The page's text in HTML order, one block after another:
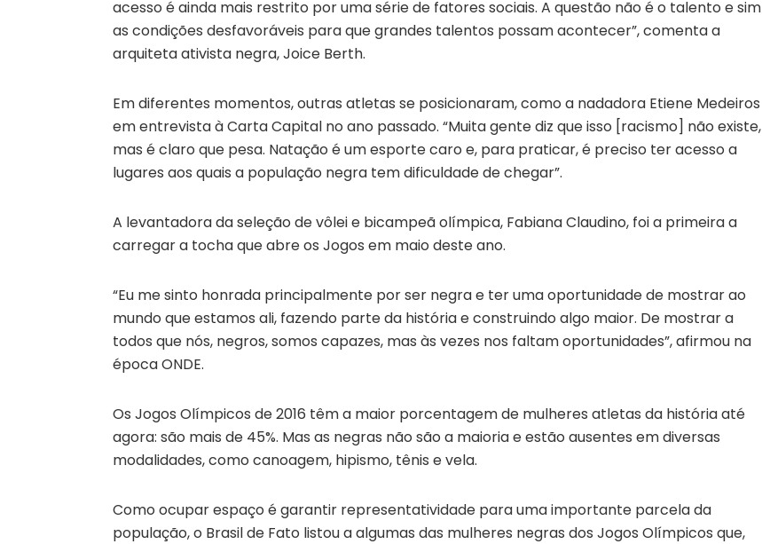
acesso é ainda mais restrito por uma série de fatores sociais. A questão não é o talento e sim
as condições desfavoráveis para que grandes talentos possam acontecer”, comenta a
arquiteta ativista negra, Joice Berth.
Em diferentes momentos, outras atletas se posicionaram, como a nadadora Etiene Medeiros
em entrevista à Carta Capital no ano passado. “Muita gente diz que isso [racismo] não existe,
mas é claro que pesa. Natação é um esporte caro e, para praticar, é preciso ter acesso a
lugares aos quais a população negra tem dificuldade de chegar”.
A levantadora da seleção de vôlei e bicampeã olímpica, Fabiana Claudino, foi a primeira a
carregar a tocha que abre os Jogos em maio deste ano.
“Eu me sinto honrada principalmente por ser negra e ter uma oportunidade de mostrar ao
mundo que estamos ali, fazendo parte da história e construindo algo maior. De mostrar a
todos que nós, negros, somos capazes, mas às vezes nos faltam oportunidades”, afirmou na
época ONDE.
Os Jogos Olímpicos de 2016 têm a maior porcentagem de mulheres atletas da história até
agora: são mais de 45%. Mas as negras não são a maioria e estão ausentes em diversas
modalidades, como canoagem, hipismo, tênis e vela.
Como ocupar espaço é garantir representatividade para uma importante parcela da
população, o Brasil de Fato listou a algumas das mulheres negras dos Jogos Olímpicos que,